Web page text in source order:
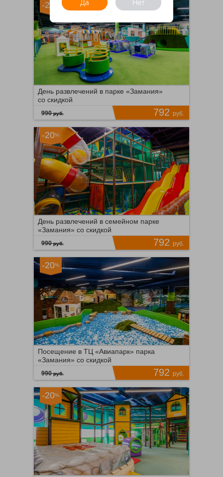
Да Нет
3
Time Kids
1 километр 496 метров
г. Москва, Варшавское
ш., д. 87б
Луномосик
1 километр 555 метров
г. Москва, мкр-н
Северное Чертаново, д.
1а
Октябрьское Поле
Время продаж ограничено!
53
ПОДРОБНЕЕ 47
-20
Крымская
Время продаж ограничено!
23
ПОДРОБНЕЕ 12
День развлечений в парке «Замания»
со скидкой
990руб. 792 руб.
-20%
Филатов луг
Время продаж ограничено!
96
ПОДРОБНЕЕ 26
День развлечений в семейном парке
«Замания» со скидкой
990руб. 792 руб.
-20%
ЦСКА
Время продаж ограничено!
25
ПОДРОБНЕЕ 25
Посещение в ТЦ «Авиапарк» парка
«Замания» со скидкой
990руб. 792 руб.
-20%